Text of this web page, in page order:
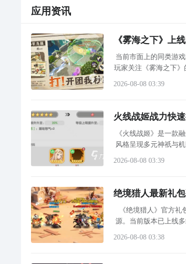
应用资讯
《雾海之下》上
当前市面上的同类游
玩家关注《雾海之下
2026-08-08 03:39
火线战姬战力快
《火线战姬》是一款
风格呈现多元神祇与
2026-08-08 03:39
绝境猎人最新礼
《绝境猎人》官方
源。当前版本已上线
2026-08-08 03:38